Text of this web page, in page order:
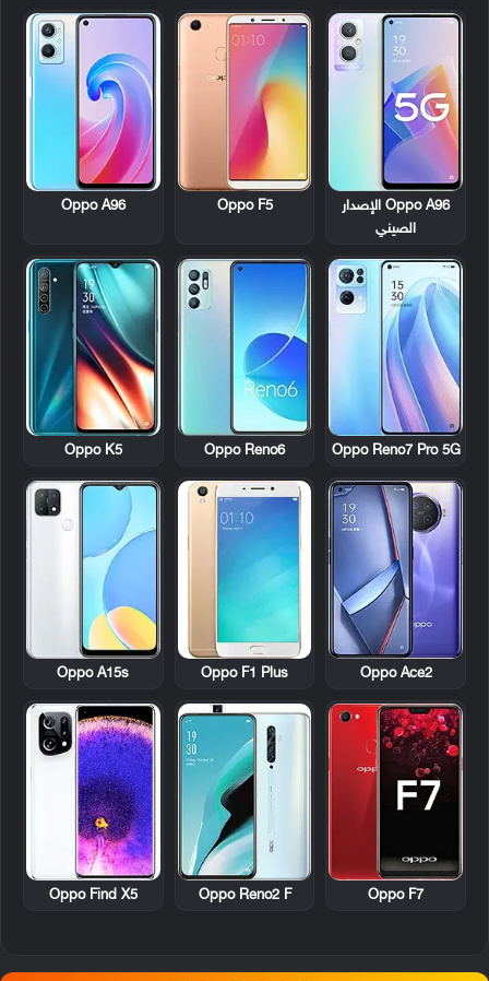
Oppo A96 الإصدار
الصيني
Oppo F5
Oppo A96
Oppo Reno7 Pro 5G
Oppo Reno6
Oppo K5
Oppo Ace2
Oppo F1 Plus
Oppo A15s
Oppo F7
Oppo Reno2 F
Oppo Find X5